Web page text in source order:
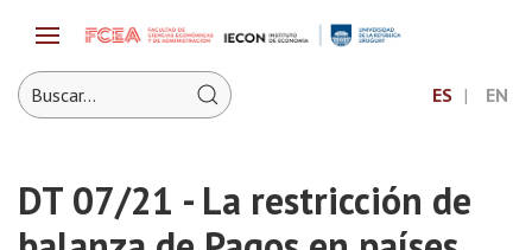
ES EN
DT 07/21 - La restricción de